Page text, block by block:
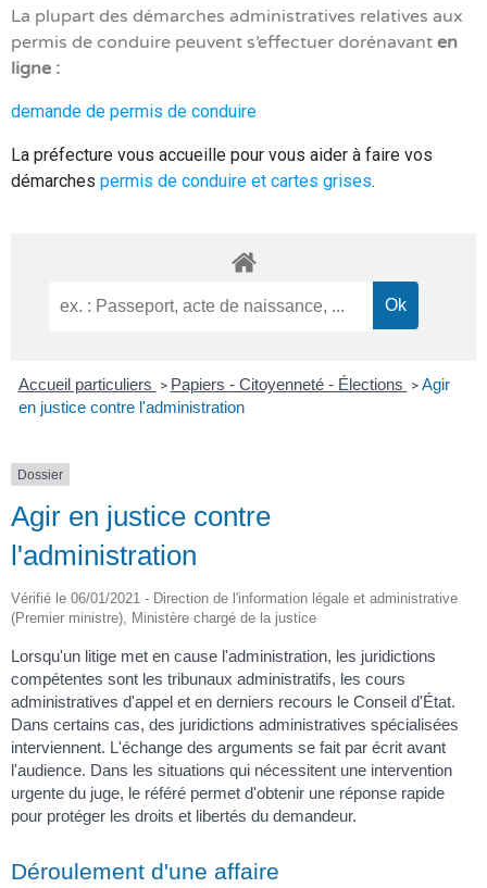
La plupart des démarches administratives relatives aux
permis de conduire peuvent s’effectuer dorénavant en
ligne :
demande de permis de conduire
La préfecture vous accueille pour vous aider à faire vos
démarches permis de conduire et cartes grises.
Accueil particuliers > Papiers - Citoyenneté - Élections > Agir
en justice contre l'administration
Dossier
Agir en justice contre
l'administration
Vérifié le 06/01/2021 - Direction de l'information légale et administrative
(Premier ministre), Ministère chargé de la justice
Lorsqu'un litige met en cause l'administration, les juridictions
compétentes sont les tribunaux administratifs, les cours
administratives d'appel et en derniers recours le Conseil d'État.
Dans certains cas, des juridictions administratives spécialisées
interviennent. L'échange des arguments se fait par écrit avant
l'audience. Dans les situations qui nécessitent une intervention
urgente du juge, le référé permet d'obtenir une réponse rapide
pour protéger les droits et libertés du demandeur.
Déroulement d'une affaire